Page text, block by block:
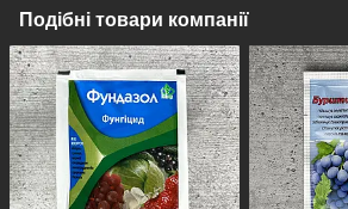
Подібні товари компанії